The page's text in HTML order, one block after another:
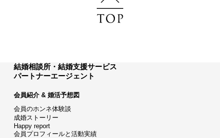
結婚相談所・結婚支援サービス
パートナーエージェント
会員紹介 & 婚活予想図
会員のホンネ体験談
成婚ストーリー
Happy report
会員プロフィールと活動実績